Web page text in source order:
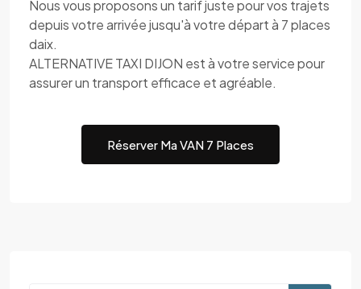
Nous vous proposons un tarif juste pour vos trajets
depuis votre arrivée jusqu'à votre départ à 7 places
daix.
ALTERNATIVE TAXI DIJON est à votre service pour
assurer un transport efficace et agréable.
Réserver Ma VAN 7 Places